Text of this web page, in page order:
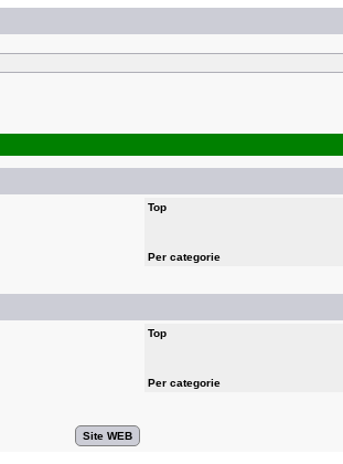
Top
Per categorie
Top
Per categorie